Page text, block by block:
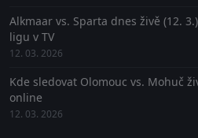
Alkmaar vs. Sparta dnes živě (12.
ligu v TV
12. 03. 2026
Kde sledovat Olomouc vs. Mohuč
online
12. 03. 2026